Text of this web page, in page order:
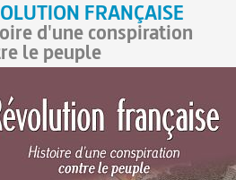
FRANÇAISE
d'une conspiration
le peuple